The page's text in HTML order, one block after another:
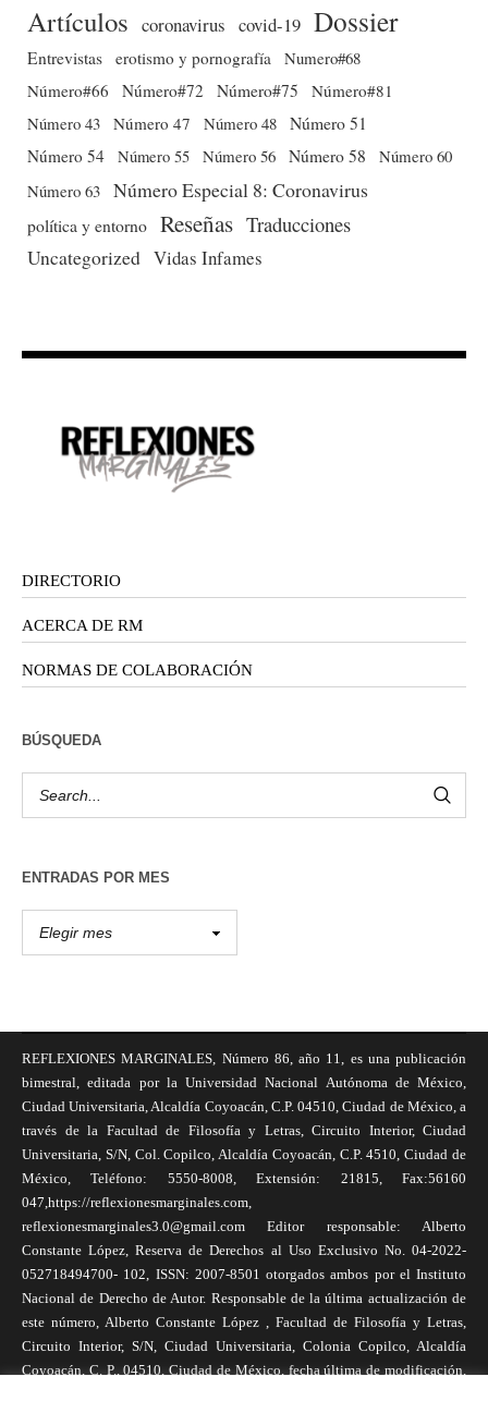
Artículos coronavirus covid-19 Dossier
Entrevistas erotismo y pornografía
Numero#68
Número#66
Número#72 Número#75
Número#81
Número 43 Número 47 Número 48 Número 51
Número 54 Número 55 Número 56 Número 58
Número 60
Número 63 Número Especial 8: Coronavirus
política y entorno Reseñas Traducciones
Uncategorized Vidas Infames
DIRECTORIO
ACERCA DE RM
NORMAS DE COLABORACIÓN
BÚSQUEDA
ENTRADAS POR MES
REFLEXIONES MARGINALES, Número 86, año 11, es una publicación
bimestral, editada por la Universidad Nacional Autónoma de México,
Ciudad Universitaria, Alcaldía Coyoacán, C.P. 04510, Ciudad de México, a
través de la Facultad de Filosofía y Letras, Circuito Interior, Ciudad
Universitaria, S/N, Col. Copilco, Alcaldía Coyoacán, C.P. 4510, Ciudad de
México, Teléfono: 5550-8008, Extensión: 21815, Fax:56160
047,https://reflexionesmarginales.com,
reflexionesmarginales3.0@gmail.com Editor responsable: Alberto
Constante López, Reserva de Derechos al Uso Exclusivo No. 04-2022-
052718494700- 102, ISSN: 2007-8501 otorgados ambos por el Instituto
Nacional de Derecho de Autor. Responsable de la última actualización de
este número, Alberto Constante López , Facultad de Filosofía y Letras,
Circuito Interior, S/N, Ciudad Universitaria, Colonia Copilco, Alcaldía
Coyoacán, C. P., 04510, Ciudad de México, fecha última de modificación,